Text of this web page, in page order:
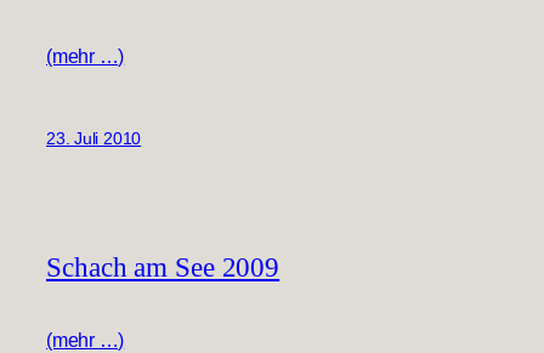
(mehr …)
23. Juli 2010
Schach am See 2009
(mehr …)